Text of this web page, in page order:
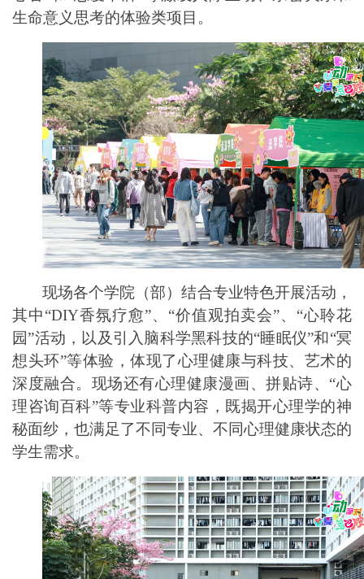
生命意义思考的体验类项目。
现场各个学院（部）结合专业特色开展活动，
其中“DIY香氛疗愈”、 “价值观拍卖会”、 “心聆花
园”活动，以及引入脑科学黑科技的“睡眠仪”和“冥
想头环”等体验，体现了心理健康与科技、艺术的
深度融合。现场还有心理健康漫画、拼贴诗、“心
理咨询百科”等专业科普内容，既揭开心理学的神
秘面纱，也满足了不同专业、不同心理健康状态的
学生需求。